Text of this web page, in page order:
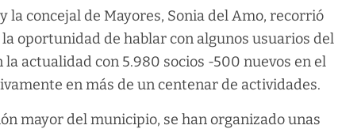
la concejal de Mayores, Sonia del Amo, recorrió
oportunidad de hablar con algunos usuarios del
actualidad con 5.980 socios -500 nuevos en el
en más de un centenar de actividades.
mayor del municipio, se han organizado unas